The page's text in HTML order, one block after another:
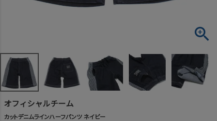
オフィシャルチーム
カットデニムラインハーフパンツ ネイビー